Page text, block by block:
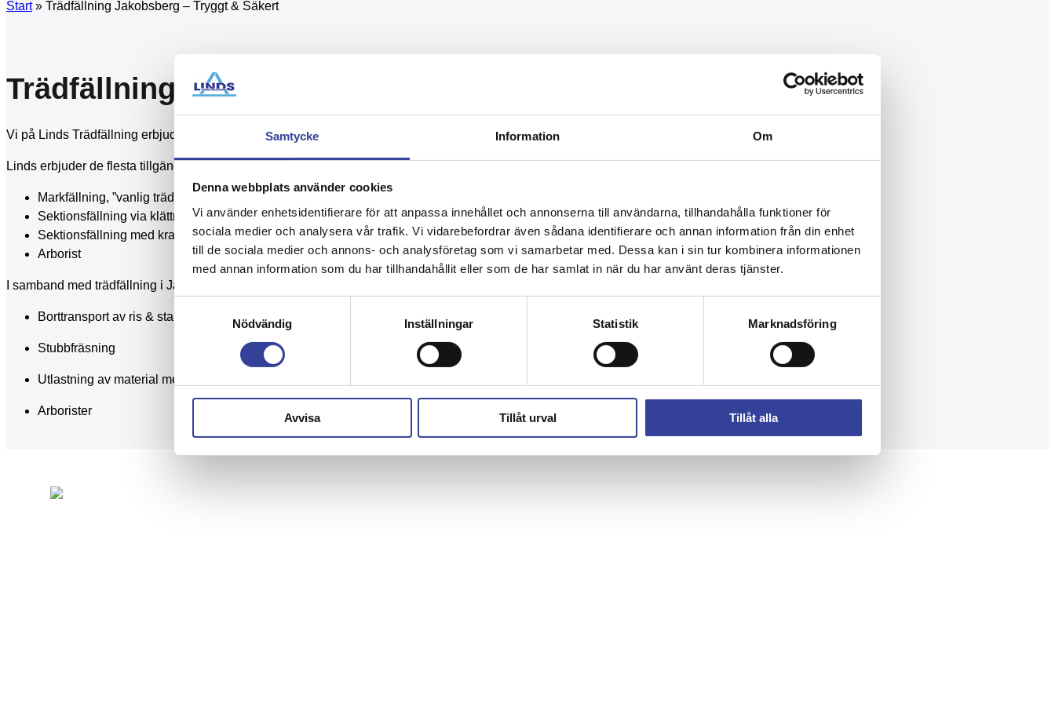
Samtycke Information Om
Denna webbplats använder cookies
Vi använder enhetsidentifierare för att anpassa innehållet och annonserna till användarna, tillhandahålla funktioner för
sociala medier och analysera vår trafik. Vi vidarebefordrar även sådana identifierare och annan information från din enhet
till de sociala medier och annons- och analysföretag som vi samarbetar med. Dessa kan i sin tur kombinera informationen
med annan information som du har tillhandahållit eller som de har samlat in när du har använt deras tjänster.
Nödvändig
Inställningar Statistik Marknadsföring
Avvisa Tillåt urval Tillåt alla
Start» Trädfällning Jakobsberg – Tryggt & Säkert
Trädfällning Jakobsberg – Tryggt & Säkert
Vi på Linds Trädfällning erbjuder professionell trädfällning i Jakobsberg – med närområden.
Linds erbjuder de flesta tillgängliga metoder för att fälla träd i Jakobsberg – såsom:
Markfällning, ”vanlig trädfällning”
Sektionsfällning via klättring
Sektionsfällning med kranbil utrustad med grip och kransåg
Arborist
I samband med trädfällning i Jakobsberg – så kan vi även erbjuda kompletterade tjänster:
Borttransport av ris & stam med kranbil / container
Stubbfräsning
Utlastning av material med mindre skogsmaskin / skotare vid behov
Arborister